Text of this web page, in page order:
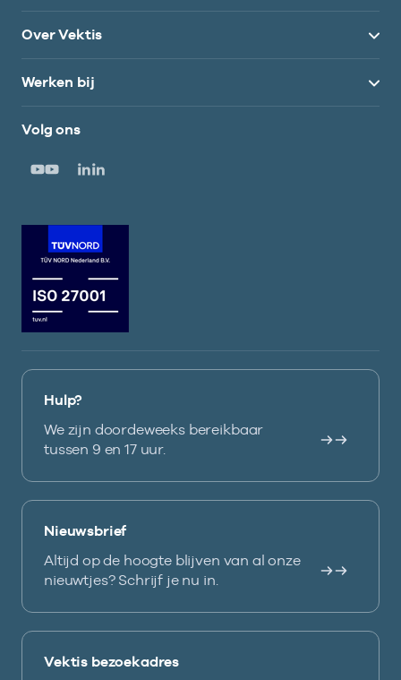
Over Vektis
Werken bij
Volg ons
Hulp?
We zijn doordeweeks bereikbaar
tussen 9 en 17 uur.
Nieuwsbrief
Altijd op de hoogte blijven van al onze
nieuwtjes? Schrijf je nu in.
Vektis bezoekadres